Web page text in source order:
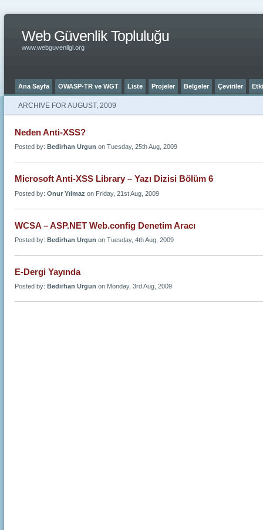
Web Güvenlik Topluluğu
www.webguvenligi.org
Ana Sayfa OWASP-TR ve WGT Liste Projeler Belgeler Çeviriler
ARCHIVE FOR AUGUST, 2009
Neden Anti-XSS?
Posted by: Bedirhan Urgun on Tuesday, 25th Aug, 2009
Microsoft Anti-XSS Library – Yazı Dizisi Bölüm 6
Posted by: Onur Yılmaz on Friday, 21st Aug, 2009
WCSA – ASP.NET Web.config Denetim Aracı
Posted by: Bedirhan Urgun on Tuesday, 4th Aug, 2009
E-Dergi Yayında
Posted by: Bedirhan Urgun on Monday, 3rd Aug, 2009